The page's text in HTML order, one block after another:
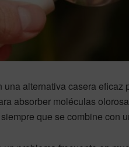
alternativa casera
absorber moléculas
que se combine con